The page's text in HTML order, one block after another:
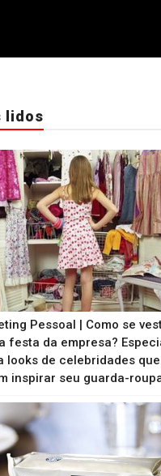
lidos
Pessoal | Como se
festa da empresa?
looks de celebridades que
inspirar seu guarda-